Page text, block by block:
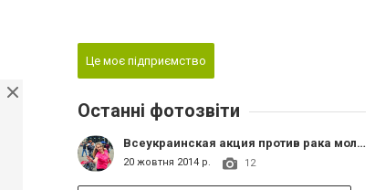
Це моє підприємство
Останні фотозвіти
Всеукраинская акция против рака молочной железы в Славянске. Партнер - женский фитнес клуб «ФитКёрвс»
20 жовтня 2014 р. 12